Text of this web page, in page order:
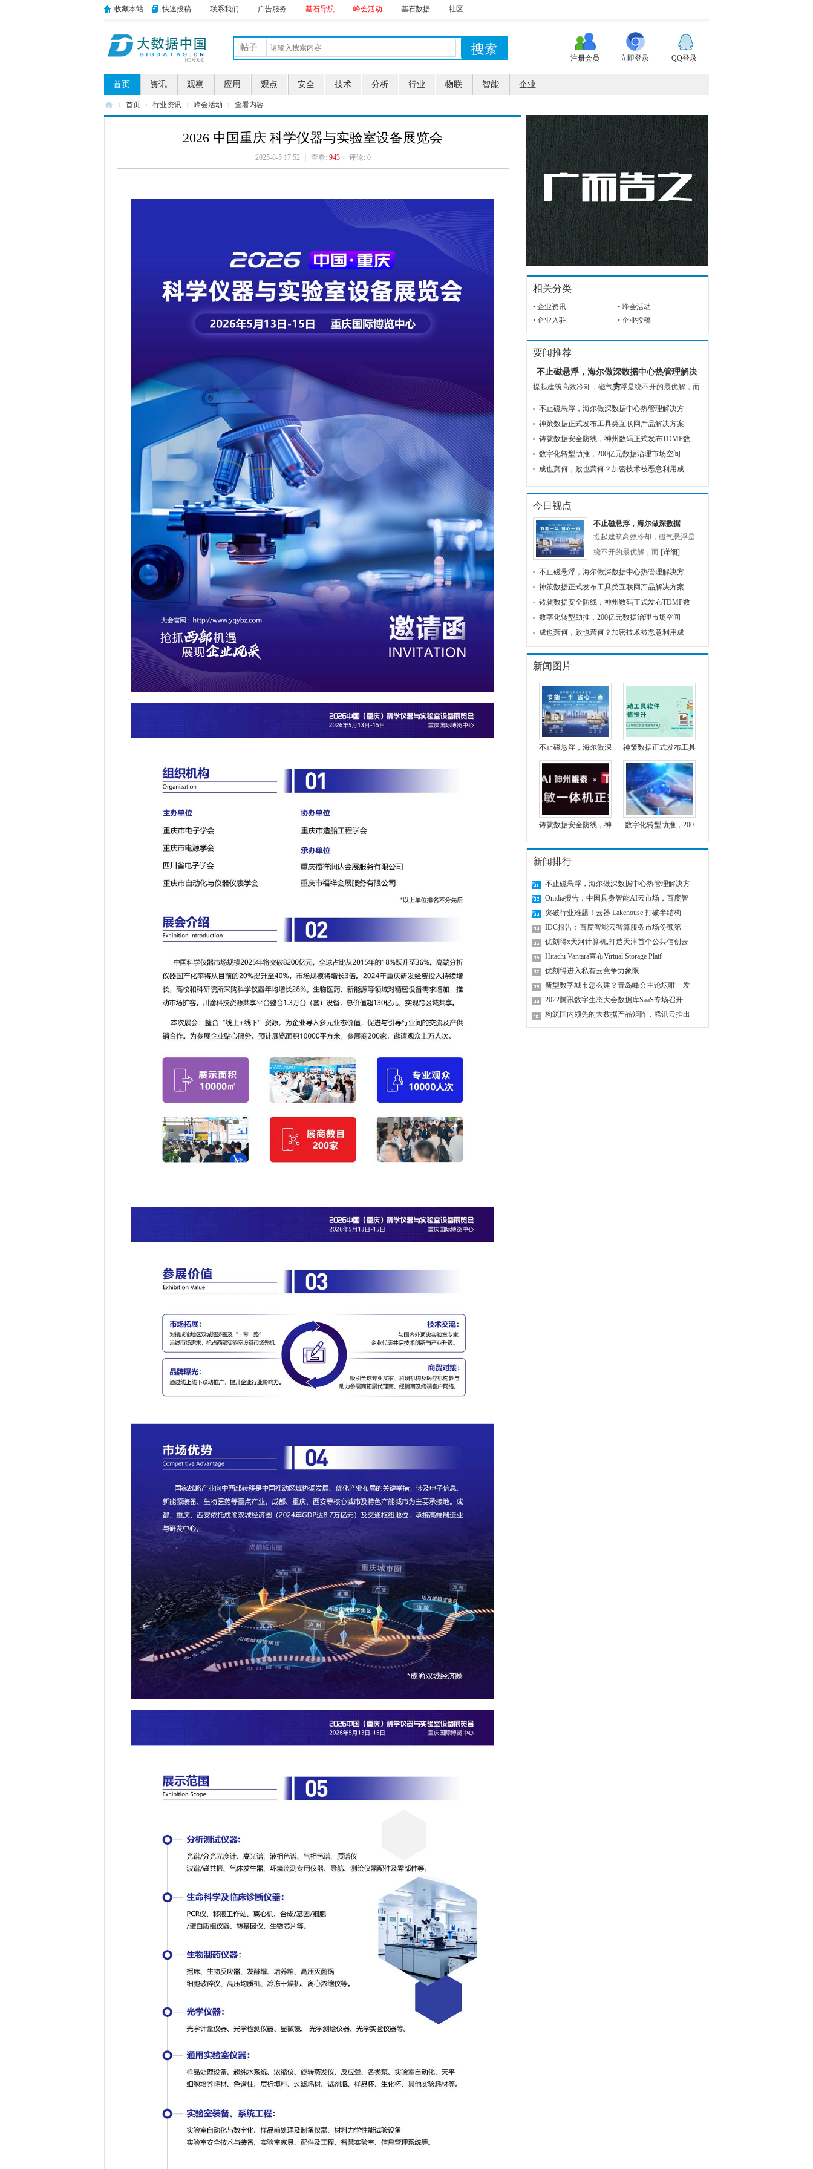
收藏本站 快速投稿 联系我们 广告服务 基石导航 峰会活动 基石数据 社区
帖子
注册会员 立即登录 QQ登录
首页 资讯 观察 应用 观点 安全 技术 分析 行业 物联 智能 企业
› 首页 › 行业资讯 › 峰会活动 › 查看内容
2026 中国重庆 科学仪器与实验室设备展览会
2025-8-5 17:52 查看: 943 评论: 0
相关分类
• 企业资讯 • 峰会活动
• 企业入驻 • 企业投稿
要闻推荐
不止磁悬浮，海尔做深数据中心热管理解决
方
提起建筑高效冷却，磁气悬浮是绕不开的最优解，而
不止磁悬浮，海尔做深数据中心热管理解决方
神策数据正式发布工具类互联网产品解决方案
铸就数据安全防线，神州数码正式发布TDMP数
数字化转型助推，200亿元数据治理市场空间
成也萧何，败也萧何？加密技术被恶意利用成
今日视点
不止磁悬浮，海尔做深数据
提起建筑高效冷却，磁气悬浮是
绕不开的最优解，而 [详细]
不止磁悬浮，海尔做深数据中心热管理解决方
神策数据正式发布工具类互联网产品解决方案
铸就数据安全防线，神州数码正式发布TDMP数
数字化转型助推，200亿元数据治理市场空间
成也萧何，败也萧何？加密技术被恶意利用成
新闻图片
不止磁悬浮，海尔做深 神策数据正式发布工具
铸就数据安全防线，神 数字化转型助推，200
新闻排行
不止磁悬浮，海尔做深数据中心热管理解决方
Omdia报告：中国具身智能AI云市场，百度智
突破行业难题！云器 Lakehouse 打破半结构
IDC报告：百度智能云智算服务市场份额第一
优刻得x天河计算机,打造天津首个公共信创云
Hitachi Vantara宣布Virtual Storage Platf
优刻得进入私有云竞争力象限
新型数字城市怎么建？青岛峰会主论坛唯一发
2022腾讯数字生态大会数据库SaaS专场召开
构筑国内领先的大数据产品矩阵，腾讯云推出